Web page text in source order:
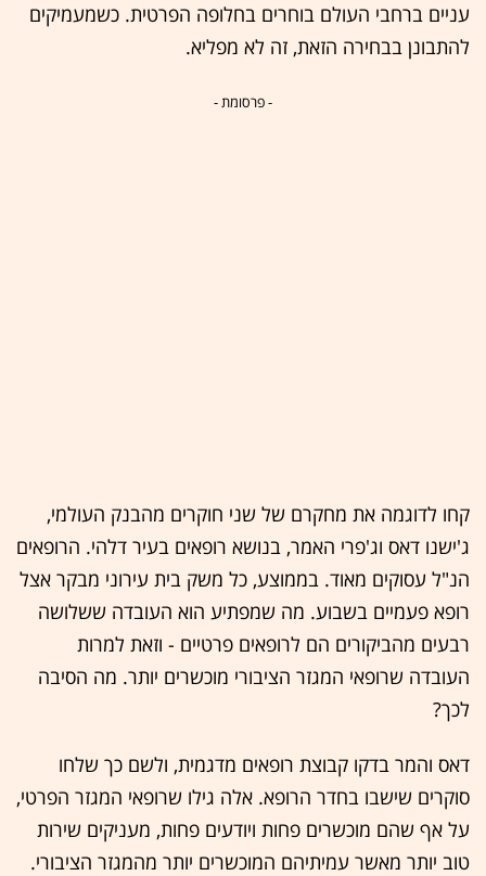
עניים ברחבי העולם בוחרים בחלופה הפרטית. כשמעמיקים
להתבונן בבחירה הזאת, זה לא מפליא.
- פרסומת -
קחו לדוגמה את מחקרם של שני חוקרים מהבנק העולמי,
ג'ישנו דאס וג'פרי האמר, בנושא רופאים בעיר דלהי. הרופאים
הנ"ל עסוקים מאוד. בממוצע, כל משק בית עירוני מבקר אצל
רופא פעמיים בשבוע. מה שמפתיע הוא העובדה ששלושה
רבעים מהביקורים הם לרופאים פרטיים - וזאת למרות
העובדה שרופאי המגזר הציבורי מוכשרים יותר. מה הסיבה
לכך?
דאס והמר בדקו קבוצת רופאים מדגמית, ולשם כך שלחו
סוקרים שישבו בחדר הרופא. אלה גילו שרופאי המגזר הפרטי,
על אף שהם מוכשרים פחות ויודעים פחות, מעניקים שירות
טוב יותר מאשר עמיתיהם המוכשרים יותר מהמגזר הציבורי.